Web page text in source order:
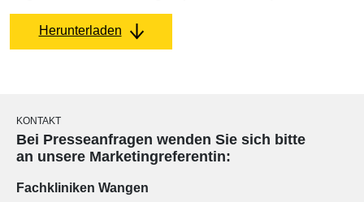
Herunterladen
KONTAKT
Bei Presseanfragen wenden Sie sich bitte
an unsere Marketingreferentin:
Fachkliniken Wangen